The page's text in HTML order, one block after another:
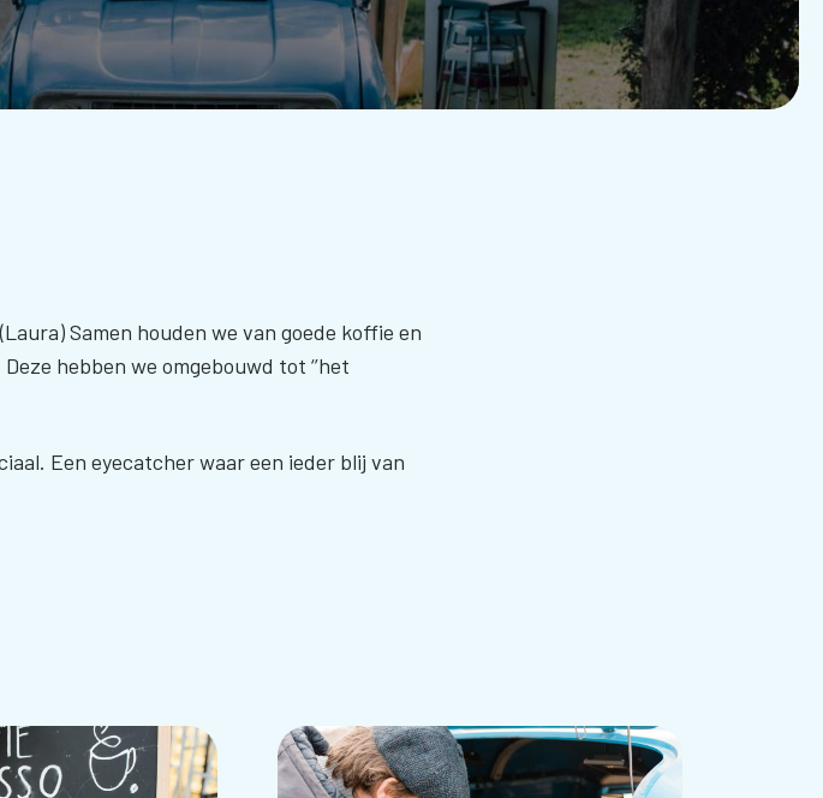
Samen houden we van goede koffie en
hebben we omgebouwd tot ‘’het
Een eyecatcher waar een ieder blij van